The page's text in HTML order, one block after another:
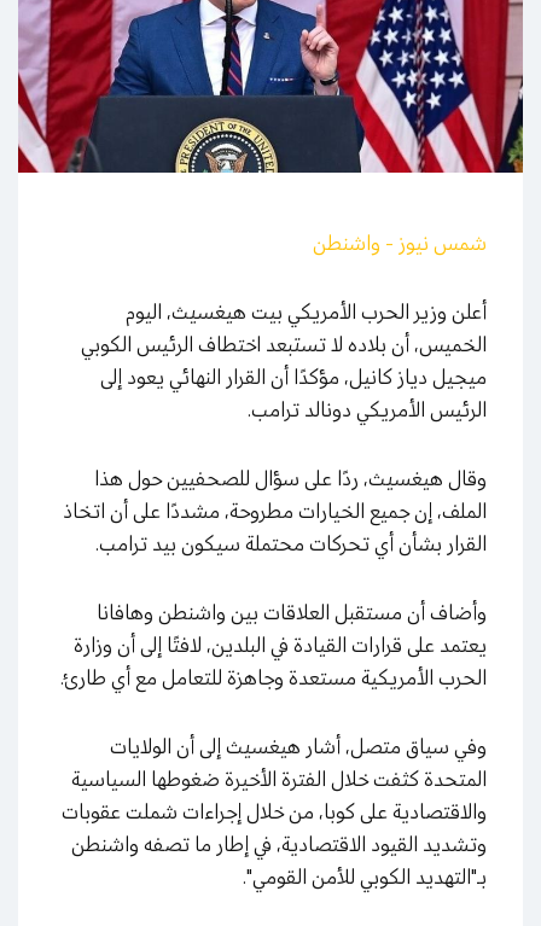
شمس نيوز - واشنطن
أعلن وزير الحرب الأمريكي بيت هيغسيث، اليوم
الخميس، أن بلاده لا تستبعد اختطاف الرئيس الكوبي
ميجيل دياز كانيل، مؤكدًا أن القرار النهائي يعود إلى
الرئيس الأمريكي دونالد ترامب.
وقال هيغسيث، ردًا على سؤال للصحفيين حول هذا
الملف، إن جميع الخيارات مطروحة، مشددًا على أن اتخاذ
القرار بشأن أي تحركات محتملة سيكون بيد ترامب.
وأضاف أن مستقبل العلاقات بين واشنطن وهافانا
يعتمد على قرارات القيادة في البلدين، لافتًا إلى أن وزارة
الحرب الأمريكية مستعدة وجاهزة للتعامل مع أي طارئ.
وفي سياق متصل، أشار هيغسيث إلى أن الولايات
المتحدة كثفت خلال الفترة الأخيرة ضغوطها السياسية
والاقتصادية على كوبا، من خلال إجراءات شملت عقوبات
وتشديد القيود الاقتصادية، في إطار ما تصفه واشنطن
بـ"التهديد الكوبي للأمن القومي".